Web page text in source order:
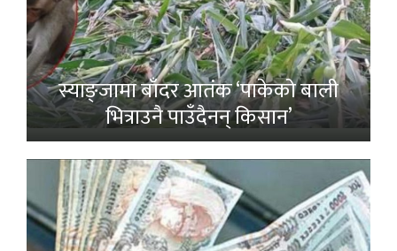
स्याङ्जामा बाँदर आतंक ‘पाकेको बाली
भित्राउनै पाउँदैनन् किसान’